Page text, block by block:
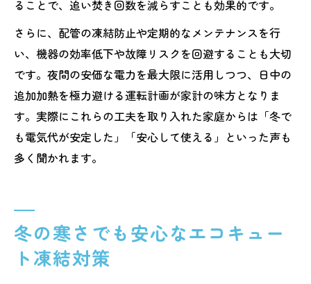
ることで、追い焚き回数を減らすことも効果的です。
さらに、配管の凍結防止や定期的なメンテナンスを行
い、機器の効率低下や故障リスクを回避することも大切
です。夜間の安価な電力を最大限に活用しつつ、日中の
追加加熱を極力避ける運転計画が家計の味方となりま
す。実際にこれらの工夫を取り入れた家庭からは「冬で
も電気代が安定した」「安心して使える」といった声も
多く聞かれます。
冬の寒さでも安心なエコキュー
ト凍結対策